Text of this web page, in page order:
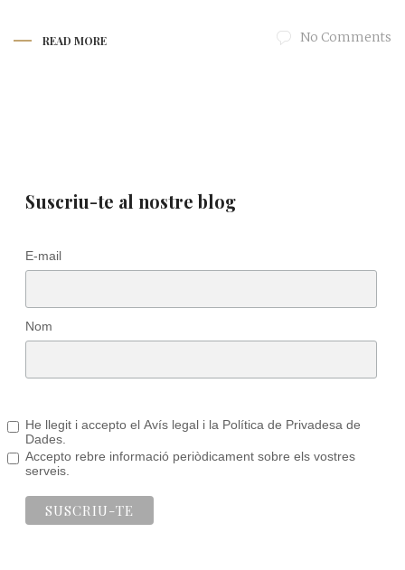
READ MORE No Comments
Suscriu-te al nostre blog
E-mail
Nom
He llegit i accepto el Avís legal i la Política de Privadesa de
Dades.
Accepto rebre informació periòdicament sobre els vostres
serveis.